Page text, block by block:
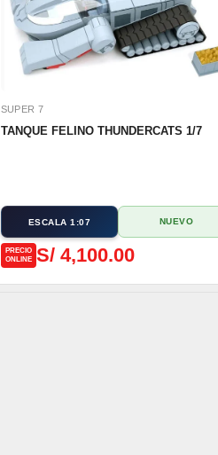
SUPER 7
TANQUE FELINO THUNDERCATS 1/7
ESCALA 1:07 NUEVO
PRECIO
ONLINE S/ 4,100.00